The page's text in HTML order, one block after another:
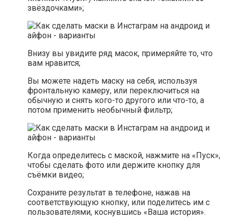
звёздочками»;
Внизу вы увидите ряд масок, примеряйте то, что
вам нравится;
Вы можете надеть маску на себя, используя
фронтальную камеру, или переключиться на
обычную и снять кого-то другого или что-то, а
потом применить необычный фильтр;
Когда определитесь с маской, нажмите на «Пуск»,
чтобы сделать фото или держите кнопку для
съёмки видео;
Сохраните результат в телефоне, нажав на
соответствующую кнопку, или поделитесь им с
пользователями, коснувшись «Ваша история».